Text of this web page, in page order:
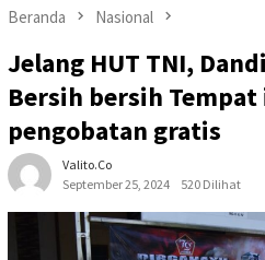
Beranda Nasional
Jelang HUT TNI,
Bersih bersih
pengobatan gratis
Valito.co
September 25, 2024
520 Dilihat